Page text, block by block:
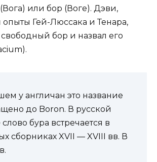
или бор (Воге). Дэви,
Гей-Люссака и Тенара,
бор и назвал его
у англичан это название
до Boron. В русской
бура встречается в
сборниках XVII — XVIII вв. В